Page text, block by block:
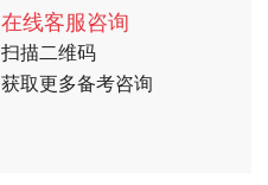
在线客服咨询
扫描二维码
获取更多备考咨询